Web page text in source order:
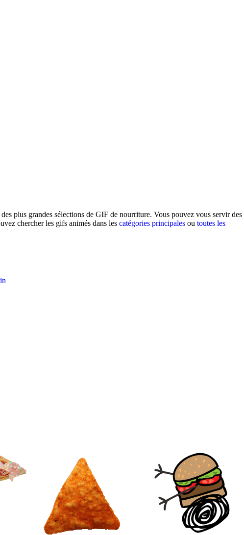
plus grandes sélections de GIF de nourriture. Vous pouvez vous servir des
chercher les gifs animés dans les catégories principales ou toutes les